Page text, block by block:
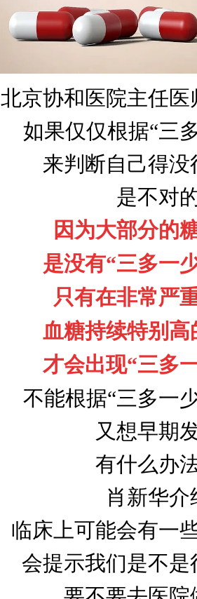
北京协和医院主任
如果仅仅根据“三
来判断自己得没
是不对
因为大部分的
是没有“三多一
只有在非常严
血糖持续特别高
才会出现“三多
不能根据“三多一
又想早期
有什么办
肖新华介
临床上可能会有一
会提示我们是不是